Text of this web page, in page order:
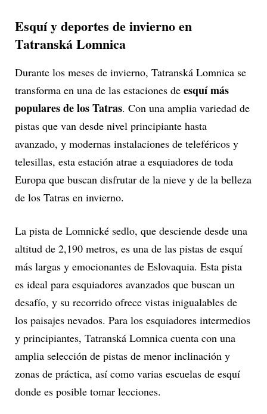
Esquí y deportes de invierno en
Tatranská Lomnica
Durante los meses de invierno, Tatranská Lomnica se
transforma en una de las estaciones de esquí más
populares de los Tatras. Con una amplia variedad de
pistas que van desde nivel principiante hasta
avanzado, y modernas instalaciones de teleféricos y
telesillas, esta estación atrae a esquiadores de toda
Europa que buscan disfrutar de la nieve y de la belleza
de los Tatras en invierno.
La pista de Lomnické sedlo, que desciende desde una
altitud de 2,190 metros, es una de las pistas de esquí
más largas y emocionantes de Eslovaquia. Esta pista
es ideal para esquiadores avanzados que buscan un
desafío, y su recorrido ofrece vistas inigualables de
los paisajes nevados. Para los esquiadores intermedios
y principiantes, Tatranská Lomnica cuenta con una
amplia selección de pistas de menor inclinación y
zonas de práctica, así como varias escuelas de esquí
donde es posible tomar lecciones.